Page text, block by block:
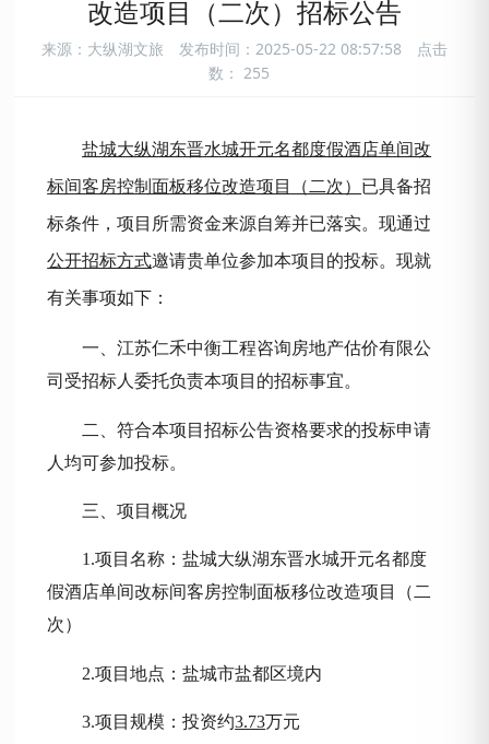
改造项目（二次）招标公告
来源：大纵湖文旅 发布时间：2025-05-22 08:57:58
点击
数： 255
盐城大纵湖东晋水城开元名都度假酒店单间改
标间客房控制面板移位改造项目（二次） 已具备招
标条件，项目所需资金来源自筹并已落实。现通过
公开招标方式邀请贵单位参加本项目的投标。现就
有关事项如下：
一、江苏仁禾中衡工程咨询房地产估价有限公
司受招标人委托负责本项目的招标事宜。
二、符合本项目招标公告资格要求的投标申请
人均可参加投标。
三、项目概况
1.项目名称：盐城大纵湖东晋水城开元名都度
假酒店单间改标间客房控制面板移位改造项目（二
次）
2.项目地点：盐城市盐都区境内
3.项目规模：投资约3.73万元